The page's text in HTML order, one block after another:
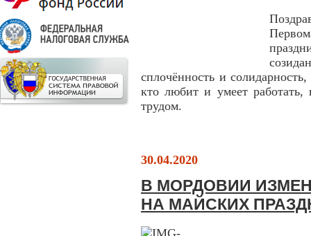
сплочённость и
кто любит и умеет
трудом.
30.04.2020
В МОРДОВИИ
НА МАЙСКИХ